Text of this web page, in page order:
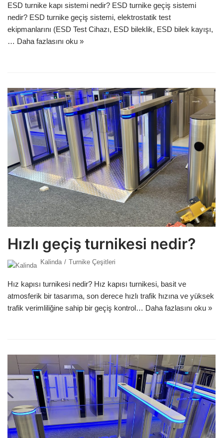
ESD turnike kapı sistemi nedir? ESD turnike geçiş sistemi
nedir? ESD turnike geçiş sistemi, elektrostatik test
ekipmanlarını (ESD Test Cihazı, ESD bileklik, ESD bilek kayışı,
… Daha fazlasını oku »
Hızlı geçiş turnikesi nedir?
Kalinda Turnike Çeşitleri
Hız kapısı turnikesi nedir? Hız kapısı turnikesi, basit ve
atmosferik bir tasarıma, son derece hızlı trafik hızına ve yüksek
trafik verimliliğine sahip bir geçiş kontrol… Daha fazlasını oku »